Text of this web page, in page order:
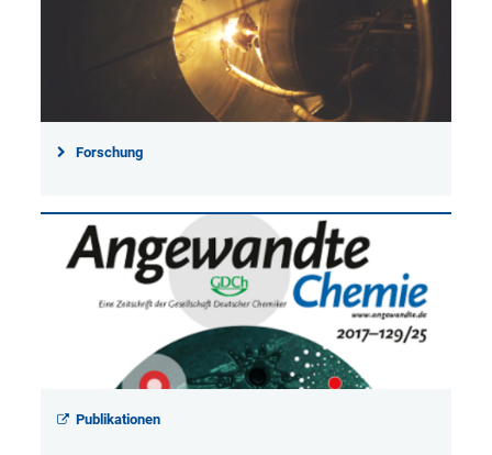
Forschung
Publikationen